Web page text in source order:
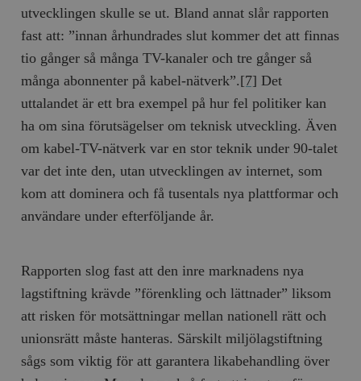
utvecklingen skulle se ut. Bland annat slår rapporten
fast att: ”innan århundrades slut kommer det att finnas
tio gånger så många TV-kanaler och tre gånger så
många abonnenter på kabel-nätverk”.[7] Det
uttalandet är ett bra exempel på hur fel politiker kan
ha om sina förutsägelser om teknisk utveckling. Även
om kabel-TV-nätverk var en stor teknik under 90-talet
var det inte den, utan utvecklingen av internet, som
kom att dominera och få tusentals nya plattformar och
användare under efterföljande år.
Rapporten slog fast att den inre marknadens nya
lagstiftning krävde ”förenkling och lättnader” liksom
att risken för motsättningar mellan nationell rätt och
unionsrätt måste hanteras. Särskilt miljölagstiftning
sågs som viktig för att garantera likabehandling över